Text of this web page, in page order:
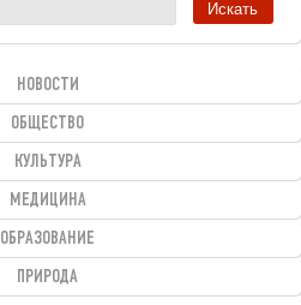
НОВОСТИ
ОБЩЕСТВО
КУЛЬТУРА
МЕДИЦИНА
ОБРАЗОВАНИЕ
ПРИРОДА